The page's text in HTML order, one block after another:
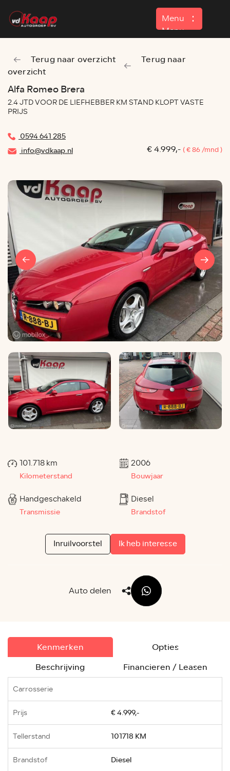
Menu
Menu
Home
Aanbod
Contact
Terug naar overzicht
Terug naar
overzicht
Alfa Romeo Brera
2.4 JTD VOOR DE LIEFHEBBER KM STAND KLOPT VASTE
PRIJS
0594 641 285
info@vdkaap.nl
€ 4.999,- ( € 86 /mnd )
101.718 km
Kilometerstand
2006
Bouwjaar
Handgeschakeld
Transmissie
Diesel
Brandstof
Inruilvoorstel Ik heb interesse
Auto delen
Kenmerken
Opties
Beschrijving
Financieren / Leasen
Carrosserie
Prijs € 4.999,-
Tellerstand 101718 KM
Brandstof Diesel